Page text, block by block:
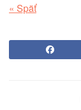
« Späť